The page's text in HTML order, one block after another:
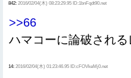
842: 2016/02/04(木) 08:23:29.95 ID:1bnFqdt90.net
>>66
ハマコーに論破され
14: 2016/02/04(木) 01:23:46.95 ID:cFOVkeMj0.net